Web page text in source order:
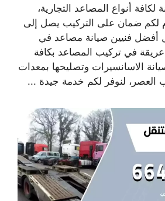
أنواع المصاعد التجارية،
لكم ضمان على التركيب يصل إلى
أفضل فنيين صيانة مصاعد في
في تركيب المصاعد بكافة
الاسانسيرات وتصليحها بمعدات
العصر، لنوفر لكم خدمة جيدة ...